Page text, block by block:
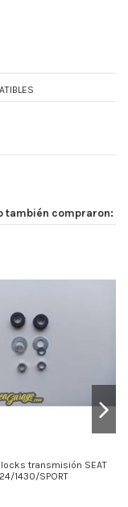
también compraron:
transmisión SEAT
1430/SPORT